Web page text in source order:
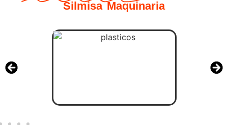
Silmisa Maquinaria